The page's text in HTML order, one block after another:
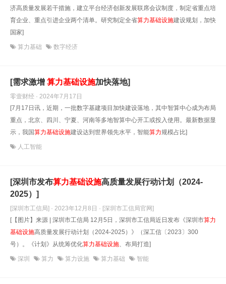
济高质量发展若干措施，建立平台经济创新发展联席会议制度，制定省重点培
育企业、重点引进企业两个清单。研究制定全省算力基础设施建设规划，加快
国家]
算力基础 数字经济
[需求激增 算力基础设施加快落地]
零壹财经 · 2024年7月17日
[7月17日讯，近期，一批数字基建项目加快建设落地，其中智算中心成为布局
重点，北京、四川、宁夏、河南等多地智算中心开工或投入使用。最新数据显
示，我国算力基础设施建设达到世界领先水平，智能算力规模占比]
人工智能
[深圳市发布算力基础设施高质量发展行动计划（2024-
2025）]
[深圳市工信局] · 2023年12月8日 · [深圳市工信局官网]
[【图片】来源 | 深圳市工信局 12月5日，深圳市工信局近日发布《深圳市算力
基础设施高质量发展行动计划（2024-2025）》（深工信〔2023〕300
号）。《计划》从统筹优化算力基础设施、布局打造]
深圳 算力 算力设施 算力基础 智能